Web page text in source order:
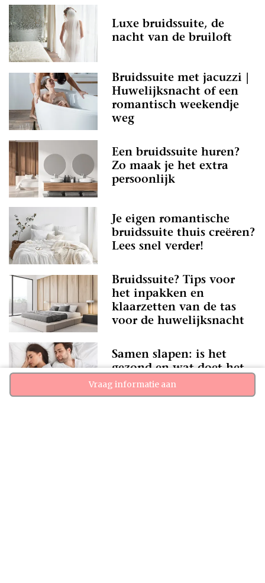
Vraag informatie aan
Luxe bruidssuite, de
nacht van de bruiloft
Bruidssuite met jacuzzi |
Huwelijksnacht of een
romantisch weekendje
weg
Een bruidssuite huren?
Zo maak je het extra
persoonlijk
Je eigen romantische
bruidssuite thuis creëren?
Lees snel verder!
Bruidssuite? Tips voor
het inpakken en
klaarzetten van de tas
voor de huwelijksnacht
Samen slapen: is het
gezond en wat doet het
met je relatie?